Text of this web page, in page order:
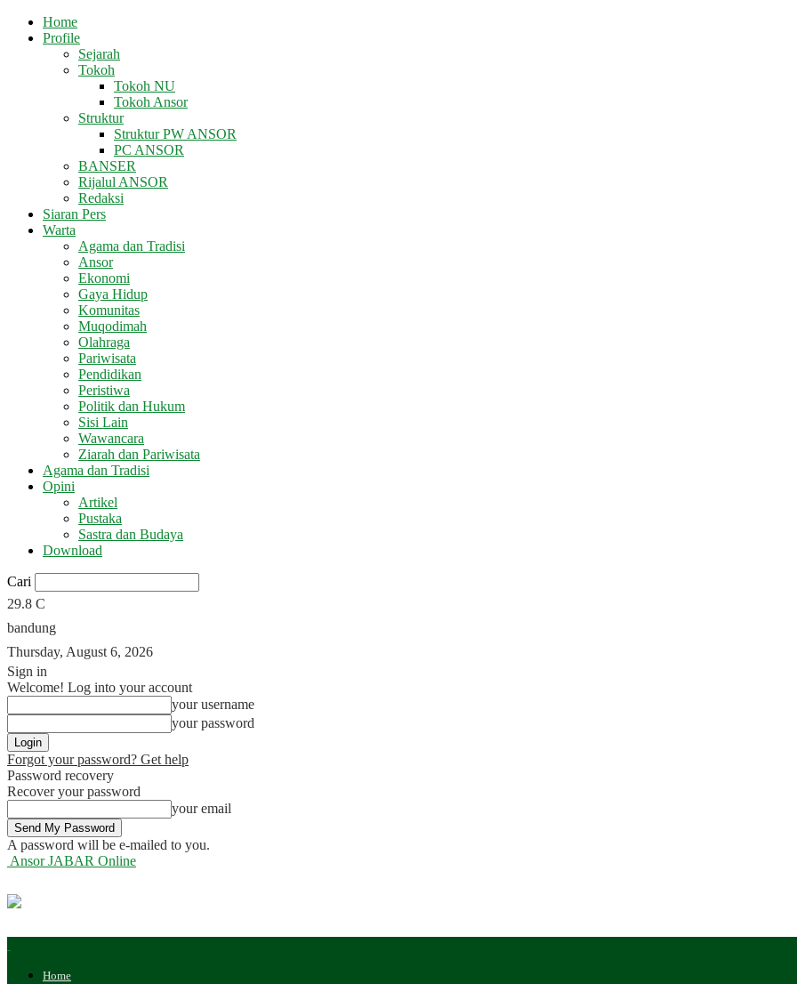
Home
Profile
Sejarah
Tokoh
Tokoh NU
Tokoh Ansor
Struktur
Struktur PW ANSOR
PC ANSOR
BANSER
Rijalul ANSOR
Redaksi
Siaran Pers
Warta
Agama dan Tradisi
Ansor
Ekonomi
Gaya Hidup
Komunitas
Muqodimah
Olahraga
Pariwisata
Pendidikan
Peristiwa
Politik dan Hukum
Sisi Lain
Wawancara
Ziarah dan Pariwisata
Agama dan Tradisi
Opini
Artikel
Pustaka
Sastra dan Budaya
Download
Cari
29.8 C
bandung
Thursday, August 6, 2026
Sign in
Welcome! Log into your account
your username
your password
Forgot your password? Get help
Password recovery
Recover your password
your email
A password will be e-mailed to you.
Ansor JABAR Online
Home